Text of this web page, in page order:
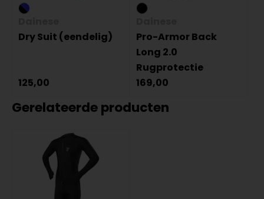
Dry Suit (eendelig)
125,00
Pro-Armor Back
Long 2.0
Rugprotectie
169,00
Gerelateerde producten